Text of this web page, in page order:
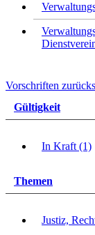
Vorschriften
Gültigkeit
In Kraft (1)
Themen
Justiz,